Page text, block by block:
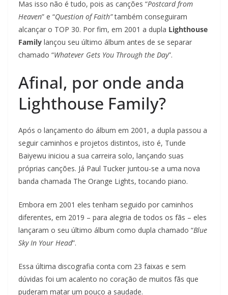
Mas isso não é tudo, pois as canções “Postcard from
Heaven” e “Question of Faith”também conseguiram
alcançar o TOP 30. Por fim, em 2001 a dupla Lighthouse
Family lançou seu último álbum antes de se separar
chamado “Whatever Gets You Through the Day”.
Afinal, por onde anda
Lighthouse Family?
Após o lançamento do álbum em 2001, a dupla passou a
seguir caminhos e projetos distintos, isto é, Tunde
Baiyewu iniciou a sua carreira solo, lançando suas
próprias canções. Já Paul Tucker juntou-se a uma nova
banda chamada The Orange Lights, tocando piano.
Embora em 2001 eles tenham seguido por caminhos
diferentes, em 2019 – para alegria de todos os fãs – eles
lançaram o seu último álbum como dupla chamado “Blue
Sky In Your Head”.
Essa última discografia conta com 23 faixas e sem
dúvidas foi um acalento no coração de muitos fãs que
puderam matar um pouco a saudade.